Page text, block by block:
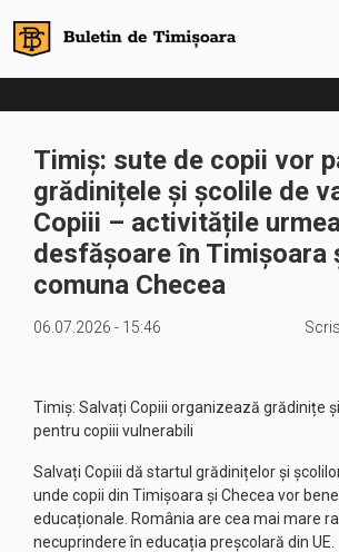
Timiș: sute de copii vor
grădinițele și școlile de
Copiii – activitățile
desfășoare în Timișoara
comuna Checea
06.07.2026 - 15:46
Timiș: Salvați Copiii organizează grădinițe
pentru copiii vulnerabili
Salvați Copiii dă startul grădinițelor și
unde copii din Timișoara și Checea vor
educaționale. România are cea mai mare
necuprindere în educația preșcolară din UE.